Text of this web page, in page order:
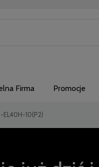
Firma Promocje
EL40H-10(P2)